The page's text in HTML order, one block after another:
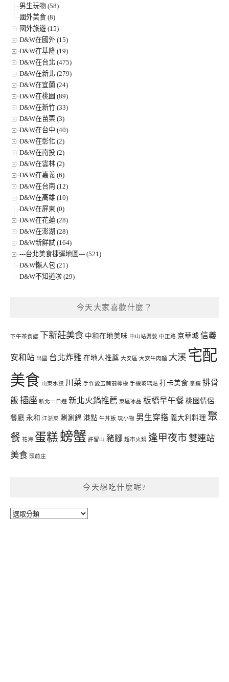
男生玩物 (58)
國外美食 (8)
國外旅遊 (15)
D&W在國外 (15)
D&W在基隆 (19)
D&W在台北 (475)
D&W在新北 (279)
D&W在宜蘭 (24)
D&W在桃園 (89)
D&W在新竹 (33)
D&W在苗栗 (3)
D&W在台中 (40)
D&W在彰化 (2)
D&W在南投 (2)
D&W在雲林 (2)
D&W在嘉義 (6)
D&W在台南 (12)
D&W在高雄 (10)
D&W在屏東 (0)
D&W在花蓮 (28)
D&W在澎湖 (28)
D&W新鮮試 (164)
---台北美食捷運地圖--- (521)
D&W懶人包 (21)
D&W不知道啦 (29)
今天大家喜歡什麼？
下午茶食譜 下新莊美食 中和在地美味 中山站燙髮 中正路 京華城 信義
安和站 出國 台北炸雞 在地人推薦 大安區 大安牛肉麵 大溪 宅配
美食 山東水餃 川菜 手作愛玉蒟蒻檸檬 手機玻璃貼 打卡美食 拿鐵 排骨
飯 插座 新北一日遊 新北火鍋推薦 東區冰品 板橋早午餐 桃園情侶
餐廳 永和 江浙菜 涮涮鍋 港點 牛丼飯 玩小物 男生穿搭 義大利料理 聚
餐 花海 蛋糕 螃蟹 許留山 豬腳 超市火鍋 逢甲夜市 雙連站
美食 頭前庄
今天想吃什麼呢?
今